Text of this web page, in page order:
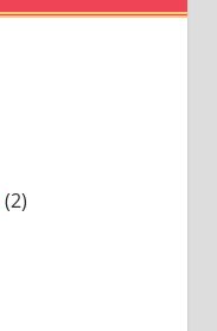
(2)